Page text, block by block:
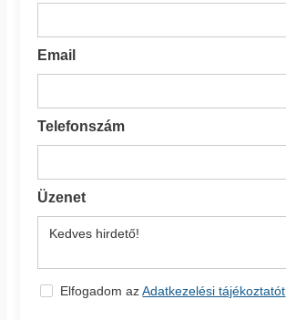
Email
Telefonszám
Üzenet
Elfogadom azAdatkezelési tájékoztatót